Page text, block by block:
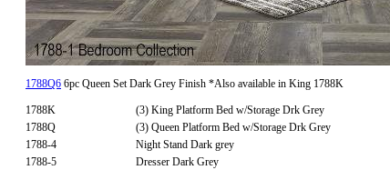
1788Q6 6pc Queen Set Dark Grey Finish *Also available in King 1788K
1788K (3) King Platform Bed w/Storage Drk Grey
1788Q
(3) Queen Platform Bed w/Storage Drk Grey
1788-4
Night Stand Dark grey
1788-5
Dresser Dark Grey